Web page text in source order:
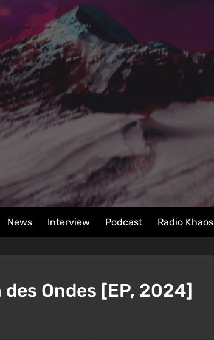
News Interview Podcast Radio Khaos
Ondes [EP, 2024]